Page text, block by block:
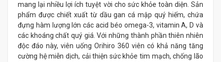
mang lại nhiều lợi ích tuyệt vời cho sức khỏe toàn diện. Sản
phẩm được chiết xuất từ dầu gan cá mập quý hiếm, chứa
đựng hàm lượng lớn các acid béo omega-3, vitamin A, D và
các khoáng chất quý giá. Với những thành phần thiên nhiên
độc đáo này, viên uống Orihiro 360 viên có khả năng tăng
cường hệ miễn dịch, cải thiện sức khỏe tim mạch, chống lão